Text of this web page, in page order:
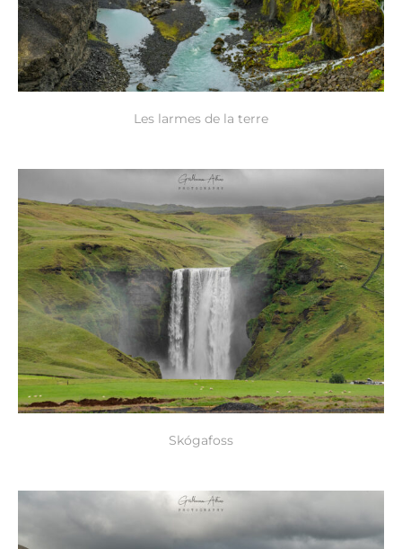
Les larmes de la terre
Skógafoss